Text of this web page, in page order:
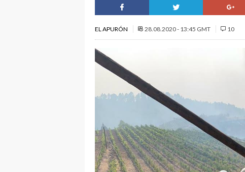
EL APURÓN 28.08.2020 - 13:45 GMT 10